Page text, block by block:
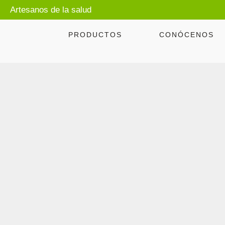
Artesanos de la salud
PRODUCTOS CONÓCENOS